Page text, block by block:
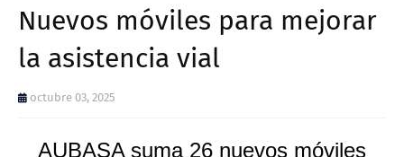
Nuevos móviles para mejorar
la asistencia vial
octubre 03, 2025
AUBASA suma 26 nuevos móviles